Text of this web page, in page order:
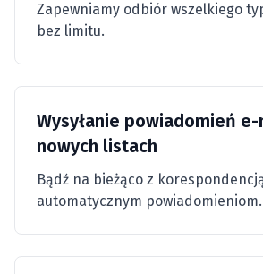
Zapewniamy odbiór wszelkiego
bez limitu.
Wysyłanie powiadomień
nowych listach
Bądź na bieżąco z
automatycznym powiadomieniom.